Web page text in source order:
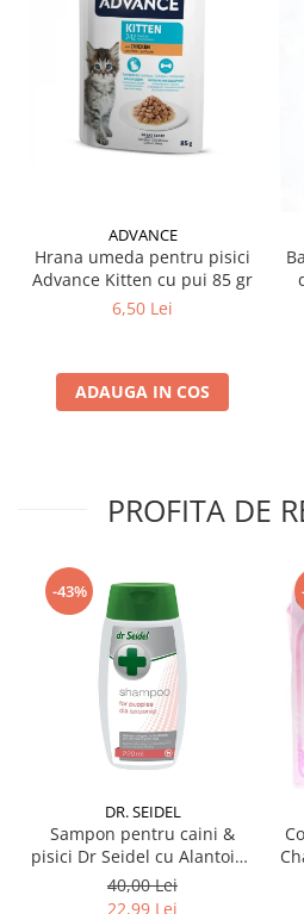
ADVANCE
Hrana umeda pentru pisici
Advance Kitten cu pui 85 gr
6,50 Lei
ADAUGA IN COS
PROFITA DE
-43%
DR. SEIDEL
Sampon pentru caini &
pisici Dr Seidel cu Alantoina
220 ml
40,00 Lei
22,99 Lei